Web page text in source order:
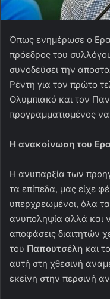
Όπως ενημέρωσε ο
πρόεδρος του
συνοδεύσει την
Ρέντη για τον πρώτο
Ολυμπιακό και τον
προγραμματισμένος να
Η ανακοίνωση του
Η ανυπαρξία των
τα επίπεδα, μας είχε
υπερχρεωμένοι, όλα
ανυποληψία αλλά και
αποφάσεις διαιτητών
του Παπουτσέλη και
αυτή στη χθεσινή
εκείνη στην περσινή